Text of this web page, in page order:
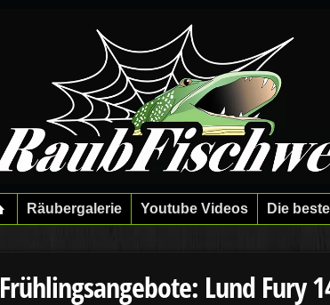
Räubergalerie Youtube Videos Die
Frühlingsangebote: Lund Fury